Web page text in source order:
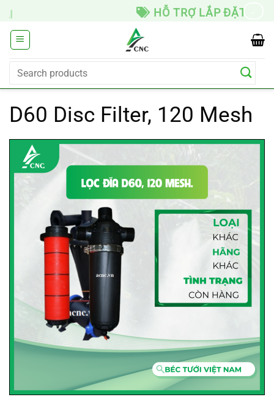
Skip
content
HỖ TRỢ LẮP ĐẶT
Search
D60 Disc Filter, 120 Mesh